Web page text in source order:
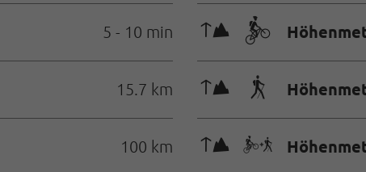
5 - 10 min 🜏🄷
15.7 km 🜏🛬
100 km 🜏🅕